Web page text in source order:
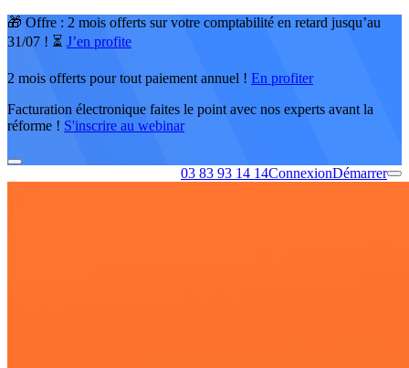
🎁 Offre : 2 mois offerts sur votre comptabilité en retard jusqu’au
31/07 ! ⏳ J’en profite
2 mois offerts pour tout paiement annuel ! En profiter
Facturation électronique faites le point avec nos experts avant la
réforme ! S'inscrire au webinar
03 83 93 14 14ConnexionDémarrer